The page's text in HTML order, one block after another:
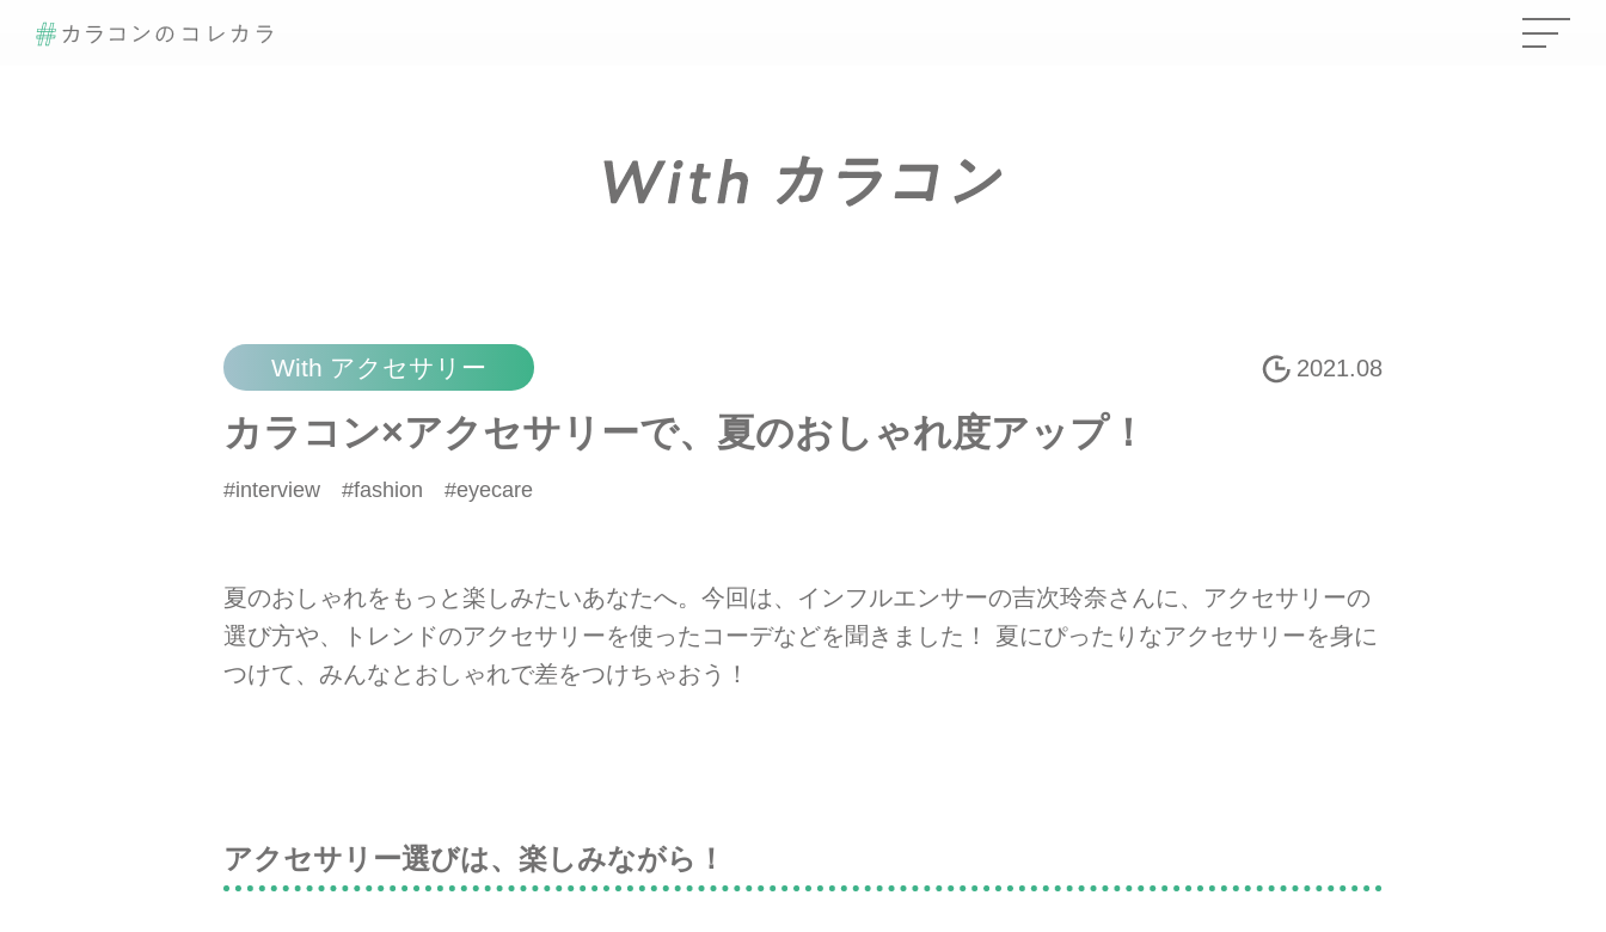
With アクセサリー 2021.08
カラコン×アクセサリーで、夏のおしゃれ度アップ！
#interview #fashion #eyecare
夏のおしゃれをもっと楽しみたいあなたへ。今回は、インフルエンサーの吉次玲奈さんに、アクセサリーの
選び方や、トレンドのアクセサリーを使ったコーデなどを聞きました！ 夏にぴったりなアクセサリーを身に
つけて、みんなとおしゃれで差をつけちゃおう！
アクセサリー選びは、楽しみながら！